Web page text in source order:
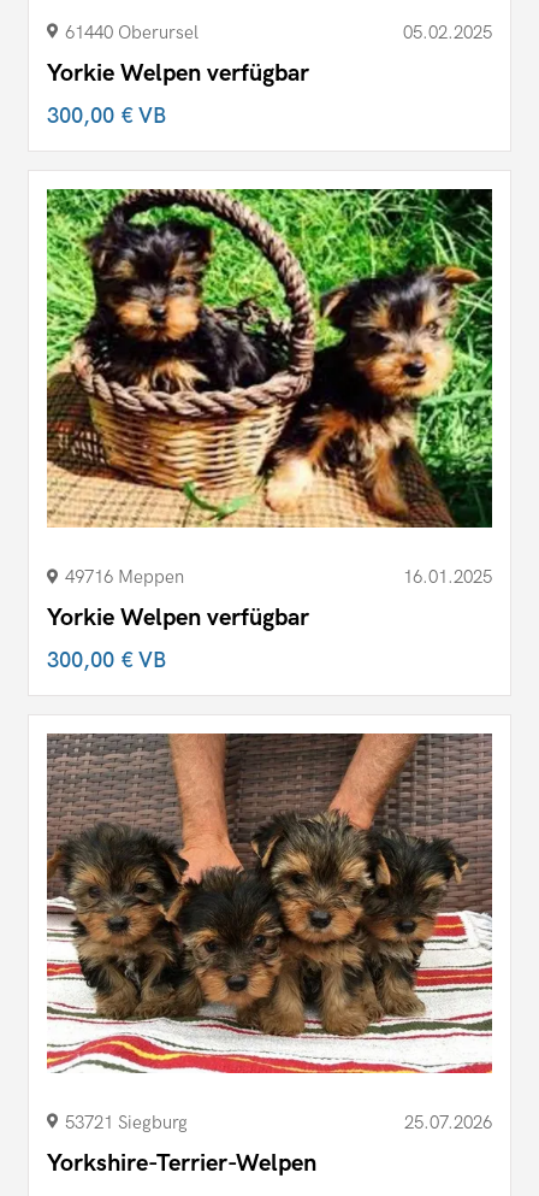
61440 Oberursel 05.02.2025
Yorkie Welpen verfügbar
300,00 €VB
49716 Meppen 16.01.2025
Yorkie Welpen verfügbar
300,00 €VB
53721 Siegburg 25.07.2026
Yorkshire-Terrier-Welpen